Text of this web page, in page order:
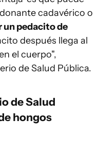
cadavérico o
un pedacito de
después llega al
el cuerpo",
de Salud Pública.
de Salud
hongos